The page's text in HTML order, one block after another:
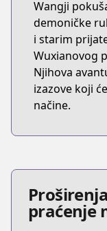
Wangji
demoničke
i starim
Wuxianovog
Njihova
izazove koji
načine.
praćenje